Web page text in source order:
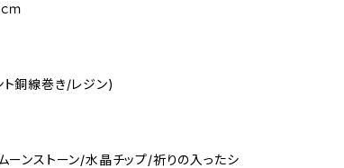
ｍ
ト銅線巻き/レジン)
ーンストーン/水晶チップ/祈りの入ったシ